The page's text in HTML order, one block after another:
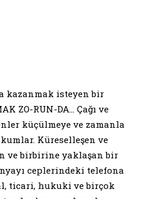
kazanmak isteyen bir
ZO-RUN-DA… Çağı ve
küçülmeye ve zamanla
Küreselleşen ve
ve birbirine yaklaşan bir
ceplerindeki telefona
ticari, hukuki ve birçok